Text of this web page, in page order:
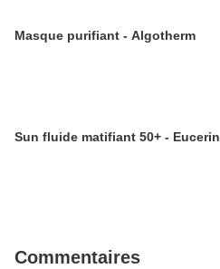
Masque purifiant - Algotherm
Sun fluide matifiant 50+ - Eucerin
Commentaires